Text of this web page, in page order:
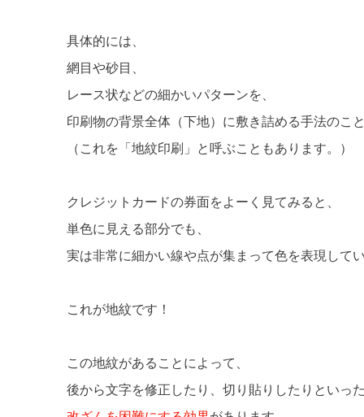
具体的には、
網目や砂目、
レース状などの細かいパターンを、
印刷物の背景全体（下地）に敷き詰める手法のこ
（これを「地紋印刷」と呼ぶこともあります。）
クレジットカードの券面をよーく見てみると、
単色に見える部分でも、
実は非常に細かい線や点が集まって色を表現して
これが地紋です！
この地紋があることによって、
後から文字を修正したり、切り貼りしたりといっ